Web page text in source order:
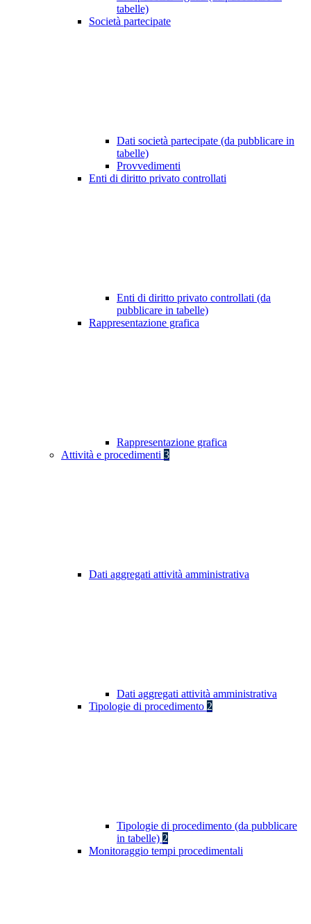
tabelle)
Società partecipate
Dati società partecipate (da pubblicare in
tabelle)
Provvedimenti
Enti di diritto privato controllati
Enti di diritto privato controllati (da
pubblicare in tabelle)
Rappresentazione grafica
Rappresentazione grafica
Attività e procedimenti 3
Dati aggregati attività amministrativa
Dati aggregati attività amministrativa
Tipologie di procedimento 2
Tipologie di procedimento (da pubblicare
in tabelle) 2
Monitoraggio tempi procedimentali